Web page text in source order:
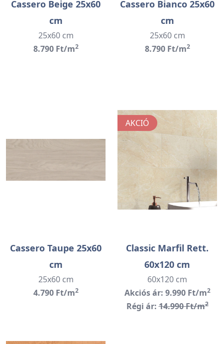
Cassero Beige 25x60
cm
25x60 cm
8.790 Ft/m2
Cassero Bianco 25x60
cm
25x60 cm
8.790 Ft/m2
Cassero Taupe 25x60
cm
25x60 cm
4.790 Ft/m2
AKCIÓ
Classic Marfil Rett.
60x120 cm
60x120 cm
Akciós ár: 9.990 Ft/m2
Régi ár:14.990 Ft/m2